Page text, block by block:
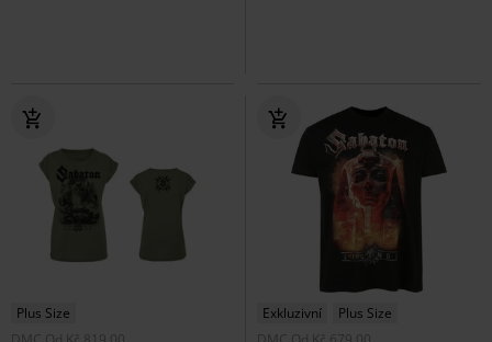
Plus Size
Exkluzivní
Plus Size